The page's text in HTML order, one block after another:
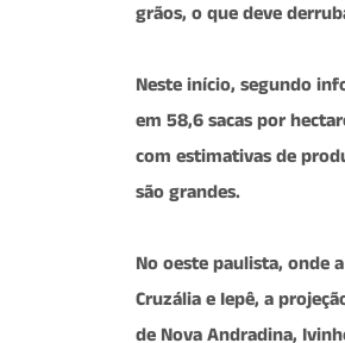
grãos, o que deve
Neste início, segundo
em 58,6 sacas por
com estimativas de
são grandes.
No oeste paulista, onde
Cruzália e Iepê, a